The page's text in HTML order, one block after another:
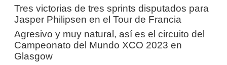
Tres victorias de tres sprints disputados para
Jasper Philipsen en el Tour de Francia
Agresivo y muy natural, así es el circuito del
Campeonato del Mundo XCO 2023 en
Glasgow